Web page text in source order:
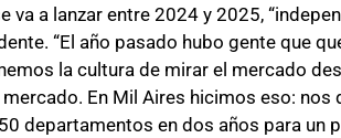
va a lanzar entre 2024 y 2025,
“El año pasado hubo gente que
la cultura de mirar el mercado
En Mil Aires hicimos eso: nos
departamentos en dos años para un